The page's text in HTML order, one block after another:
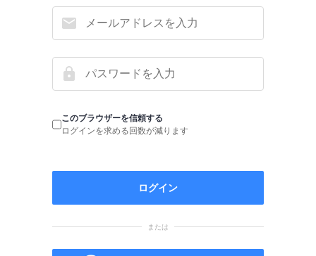
このブラウザーを信頼する
ログインを求める回数が減ります
ログイン
または